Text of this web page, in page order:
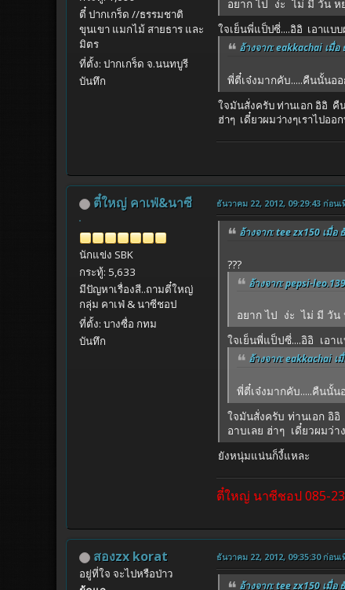
ตี๋ ปากเกร็ด //ธรรมชาติ
ขุนเขา แมกไม้ สายธาร และ
มิตร
ที่ตั้ง: ปากเกร็ด จ.นนทบูรี
บันทึก
อยาก ไป ง่ะ ไม่ มี วัน ห
ใจเย็นพี่แป็ปซี่....อิอิ เอาแบ
อ้างจาก: eakkachai เมื่อ
พี่ตี๋เจ๋งมากคับ.....คืนนั้นอ
ใจมันสั่งครับ ท่านเอก อิอิ คื
ฮ่าๆ เดี๋ยวผมว่างๆเราไปออ
ตี๋ใหญ่ คาเฟ่&นาซี
นักแข่ง SBK
กระทู้: 5,633
มีปัญหาเรื่องสี..ถามตี๋ใหญ่
กลุ่ม คาเฟ่ & นาซีชอป
ที่ตั้ง: บางซื่อ กทม
บันทึก
ธันวาคม 22, 2012, 09:29:43 ก่อนเ
อ้างจาก: tee zx150 เมื่อ
???
อ้างจาก: pepsi-
อยาก ไป ง่ะ ไม่ มี วัน
ใจเย็นพี่แป็ปซี่....อิอิ เอ
อ้างจาก: eakkachai เ
พี่ตี๋เจ๋งมากคับ.....คืนนั้น
ใจมันสั่งครับ ท่านเอก อิ
อาบเลย ฮ่าๆ เดี๋ยวผมว่
ยังหนุ่มแน่นก็งี้แหละ
ตี๋ใหญ่ นาซีชอป 085-
สองzx korat
อยู่ที่ใจ จะไปหรือป่าว
ธันวาคม 22, 2012, 09:35:30 ก่อนเ
อ้างจาก: tee zx150 เมื่อ